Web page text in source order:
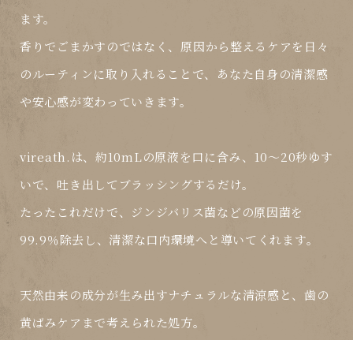
ます。
香りでごまかすのではなく、 原因から整えるケアを日々
のルーティンに取り入れることで、あなた自身の清潔感
や安心感が変わっていきます。
vireath.は、 約10mLの原液を口に含み、10〜20秒ゆす
いで、吐き出してブラッシングするだけ。
たったこれだけで、ジンジバリス菌などの原因菌を
99.9％除去し、清潔な口内環境へと導いてくれます。
天然由来の成分が生み出すナチュラルな清涼感 と、歯の
黄ばみケア まで考えられた処方。